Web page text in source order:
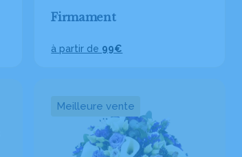
Firmament
à partir de 99€
Meilleure vente